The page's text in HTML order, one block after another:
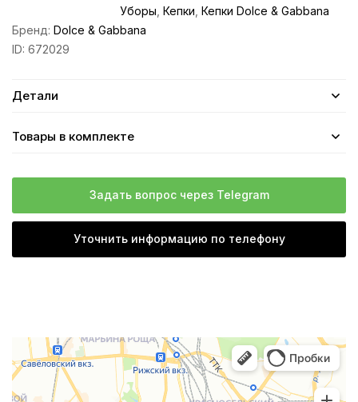
Уборы Кепки Кепки Dolce & Gabbana
Бренд: Dolce & Gabbana
ID: 672029
Детали
Товары в комплекте
Задать вопрос через Telegram
Уточнить информацию по телефону